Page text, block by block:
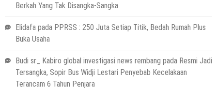
Berkah Yang Tak Disangka-Sangka
Elidafa pada PPRSS : 250 Juta Setiap Titik, Bedah Rumah Plus
Buka Usaha
Budi sr_ Kabiro global investigasi news rembang pada Resmi Jadi
Tersangka, Sopir Bus Widji Lestari Penyebab Kecelakaan
Terancam 6 Tahun Penjara